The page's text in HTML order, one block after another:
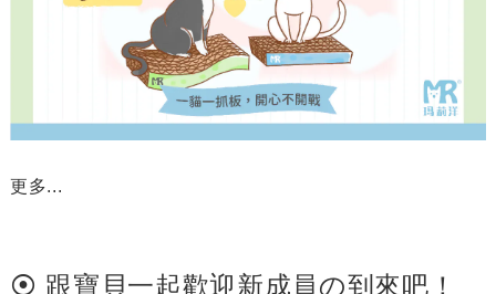
更多...
⦿ 跟寶貝一起歡迎新成員の到來吧！